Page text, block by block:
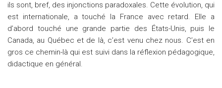
ils sont, bref, des injonctions paradoxales. Cette évolution, qui
est internationale, a touché la France avec retard. Elle a
d’abord touché une grande partie des États-Unis, puis le
Canada, au Québec et de là, c’est venu chez nous. C’est en
gros ce chemin-là qui est suivi dans la réflexion pédagogique,
didactique en général.